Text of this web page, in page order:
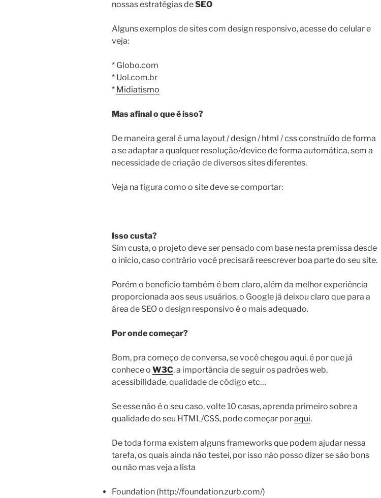
nossas estratégias deSEO
Alguns exemplos de sites com design responsivo, acesse do celular e
veja:
* Globo.com
* Uol.com.br
* Midiatismo
Mas afinal o que é isso?
De maneira geral é uma layout / design / html / css construído de forma
a se adaptar a qualquer resolução/device de forma automática, sem a
necessidade de criação de diversos sites diferentes.
Veja na figura como o site deve se comportar:
Isso custa?
Sim custa, o projeto deve ser pensado com base nesta premissa desde
o início, caso contrário você precisará reescrever boa parte do seu site.
Porém o benefício também é bem claro, além da melhor experiência
proporcionada aos seus usuários, o Google já deixou claro que para a
área de SEO o design responsivo é o mais adequado.
Por onde começar?
Bom, pra começo de conversa, se você chegou aqui, é por que já
conhece o W3C, a importância de seguir os padrões web,
acessibilidade, qualidade de código etc…
Se esse não é o seu caso, volte 10 casas, aprenda primeiro sobre a
qualidade do seu HTML/CSS, pode começar poraqui.
De toda forma existem alguns frameworks que podem ajudar nessa
tarefa, os quais ainda não testei, por isso não posso dizer se são bons
ou não mas veja a lista
Foundation (http://foundation.zurb.com/)